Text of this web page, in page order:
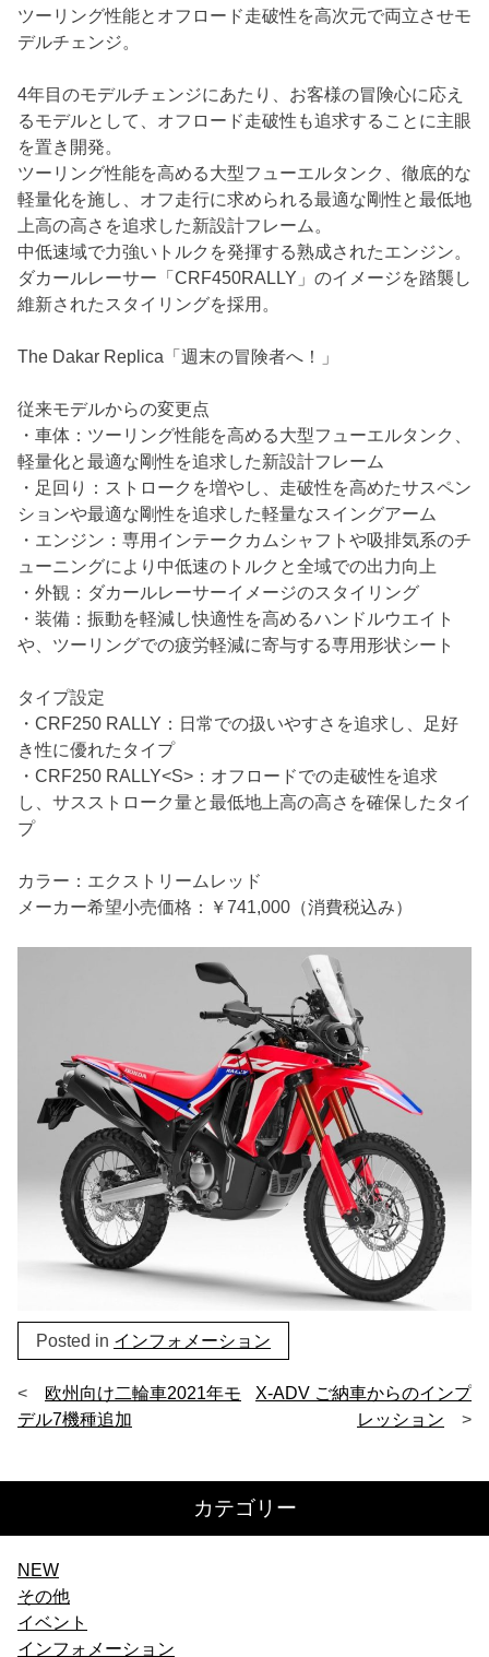
ツーリング性能とオフロード走破性を高次元で両立させモ
デルチェンジ。
4年目のモデルチェンジにあたり、お客様の冒険心に応え
るモデルとして、オフロード走破性も追求することに主眼
を置き開発。
ツーリング性能を高める大型フューエルタンク、徹底的な
軽量化を施し、オフ走行に求められる最適な剛性と最低地
上高の高さを追求した新設計フレーム。
中低速域で力強いトルクを発揮する熟成されたエンジン。
ダカールレーサー「CRF450RALLY」のイメージを踏襲し
維新されたスタイリングを採用。
The Dakar Replica「週末の冒険者へ！」
従来モデルからの変更点
・車体：ツーリング性能を高める大型フューエルタンク、
軽量化と最適な剛性を追求した新設計フレーム
・足回り：ストロークを増やし、走破性を高めたサスペン
ションや最適な剛性を追求した軽量なスイングアーム
・エンジン：専用インテークカムシャフトや吸排気系のチ
ューニングにより中低速のトルクと全域での出力向上
・外観：ダカールレーサーイメージのスタイリング
・装備：振動を軽減し快適性を高めるハンドルウエイト
や、ツーリングでの疲労軽減に寄与する専用形状シート
タイプ設定
・CRF250 RALLY：日常での扱いやすさを追求し、足好
き性に優れたタイプ
・CRF250 RALLY<S>：オフロードでの走破性を追求
し、サスストローク量と最低地上高の高さを確保したタイ
プ
カラー：エクストリームレッド
メーカー希望小売価格：￥741,000（消費税込み）
Posted in インフォメーション
投
稿
ナ
ゲ
ー
シ
欧州向け二輪車2021年モ
デル7機種追加
X-ADV ご納車からのインプ
レッション
カテゴリー
NEW
その他
イベント
インフォメーション